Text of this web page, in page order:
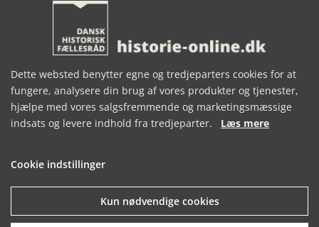
Historiens Aktører 79 - John Reed
Dette websted benytter egne og tredjeparters cookies for at
fungere, analysere din brug af vores produkter og tjenester,
hjælpe med vores salgsfremmende og marketingsmæssige
indsats og levere indhold fra tredjeparter. Læs mere
Cookie indstillinger
Kun nødvendige cookies